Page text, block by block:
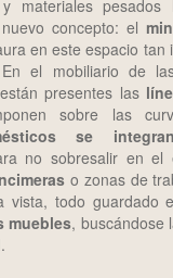
materiales pesados
concepto: el
en este espacio tan
el mobiliario de
están presentes las
sobre las
se integran
no sobresalir en el
o zonas de
vista, todo guardado
muebles, buscándose